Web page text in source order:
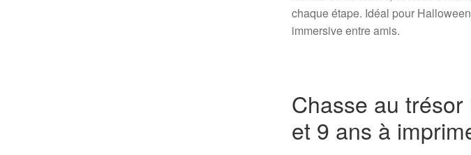
chaque étape. Idéal pour
immersive entre amis.
Chasse au
et 9 ans à